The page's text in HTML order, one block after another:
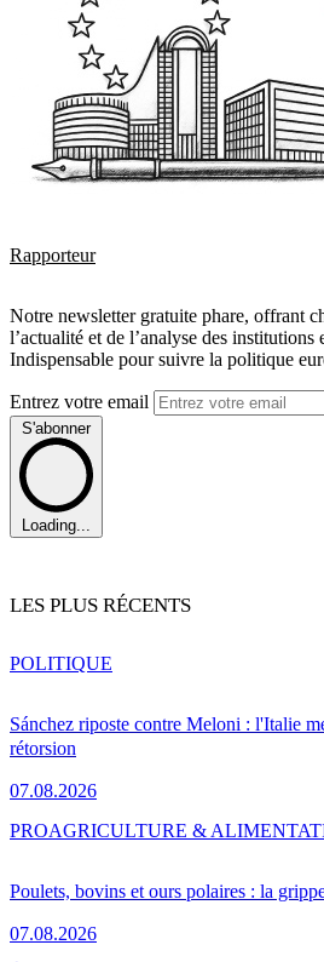
Rapporteur
Notre newsletter gratuite phare, offrant
l’actualité et de l’analyse des institutions
Indispensable pour suivre la politique
Entrez votre email
S'abonner
Loading...
LES PLUS RÉCENTS
Sánchez riposte contre Meloni : l'Italie
rétorsion
07.08.2026
POLITIQUE
Poulets, bovins et ours polaires : la
07.08.2026
PROAGRICULTURE &